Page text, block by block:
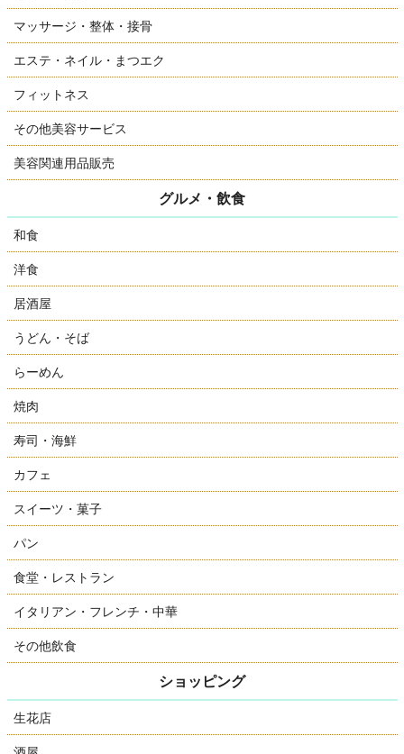
マッサージ・整体・接骨
エステ・ネイル・まつエク
フィットネス
その他美容サービス
美容関連用品販売
グルメ・飲食
和食
洋食
居酒屋
うどん・そば
らーめん
焼肉
寿司・海鮮
カフェ
スイーツ・菓子
パン
食堂・レストラン
イタリアン・フレンチ・中華
その他飲食
ショッピング
生花店